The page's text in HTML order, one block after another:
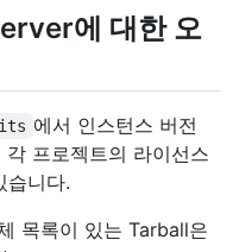
에 대한 오
에서 인스턴스 버전
프로젝트의 라이선스
습니다.
목록이 있는 Tarball은